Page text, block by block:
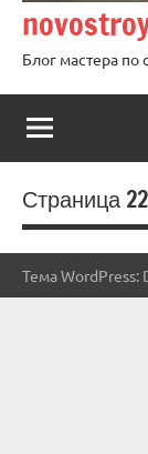
Блог мастера по
Страница 22
Тема WordPress: